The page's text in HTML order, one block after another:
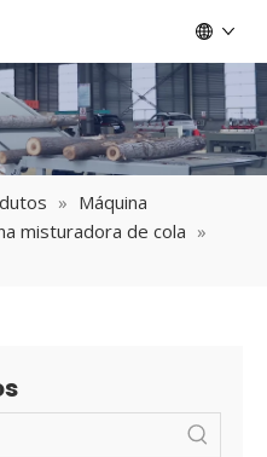
» Máquina
misturadora de cola »